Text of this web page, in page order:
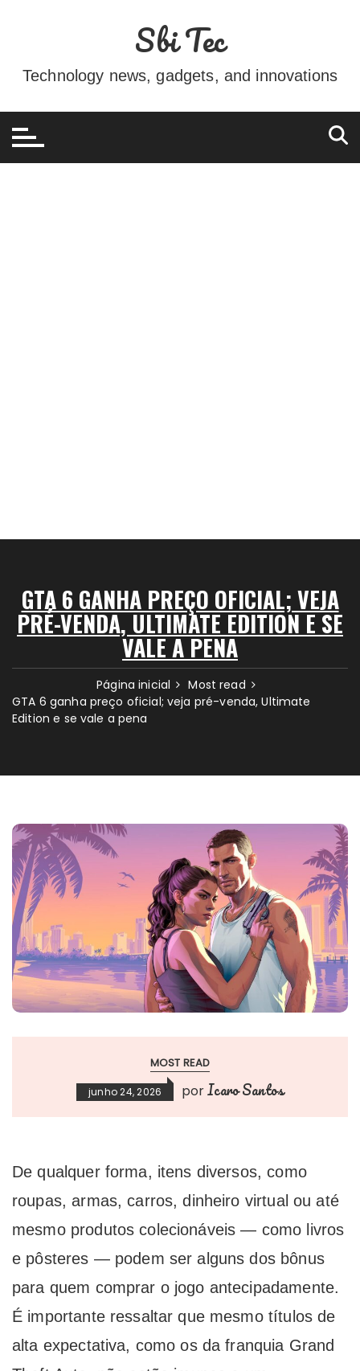
conteúdo
Sbi Tec
Technology news, gadgets, and innovations
GTA 6 GANHA PREÇO OFICIAL; VEJA
PRÉ-VENDA, ULTIMATE EDITION E SE
VALE A PENA
Página inicial
Most read
GTA 6 ganha preço oficial; veja pré-venda, Ultimate
Edition e se vale a pena
MOST READ
junho 24, 2026 porIcaro Santos
De qualquer forma, itens diversos, como
roupas, armas, carros, dinheiro virtual ou até
mesmo produtos colecionáveis — como livros
e pôsteres — podem ser alguns dos bônus
para quem comprar o jogo antecipadamente.
É importante ressaltar que mesmo títulos de
alta expectativa, como os da franquia Grand